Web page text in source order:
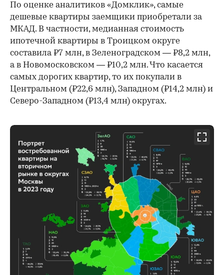
По оценке аналитиков «Домклик», самые
дешевые квартиры заемщики приобретали за
МКАД. В частности, медианная стоимость
ипотечной квартиры в Троицком округе
составила ₽7 млн, в Зеленоградском — ₽8,2 млн,
а в Новомосковском — ₽10,2 млн. Что касается
самых дорогих квартир, то их покупали в
Центральном (₽22,6 млн), Западном (₽14,2 млн) и
Северо-Западном (₽13,4 млн) округах.